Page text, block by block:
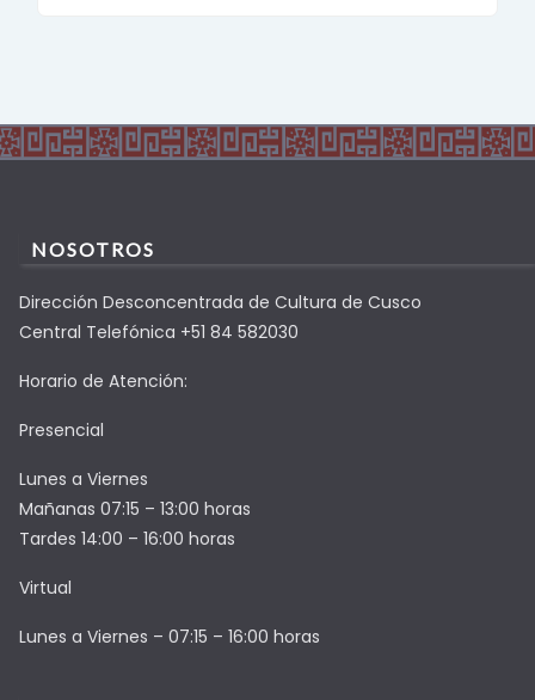
NOSOTROS
Dirección Desconcentrada de Cultura de Cusco
Central Telefónica +51 84 582030
Horario de Atención:
Presencial
Lunes a Viernes
Mañanas 07:15 – 13:00 horas
Tardes 14:00 – 16:00 horas
Virtual
Lunes a Viernes – 07:15 – 16:00 horas